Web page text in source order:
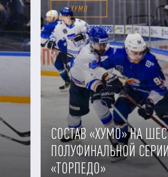
ХУМО
СОСТАВ «ХУМО» НА
ПОЛУФИНАЛЬНОЙ
«ТОРПЕДО»